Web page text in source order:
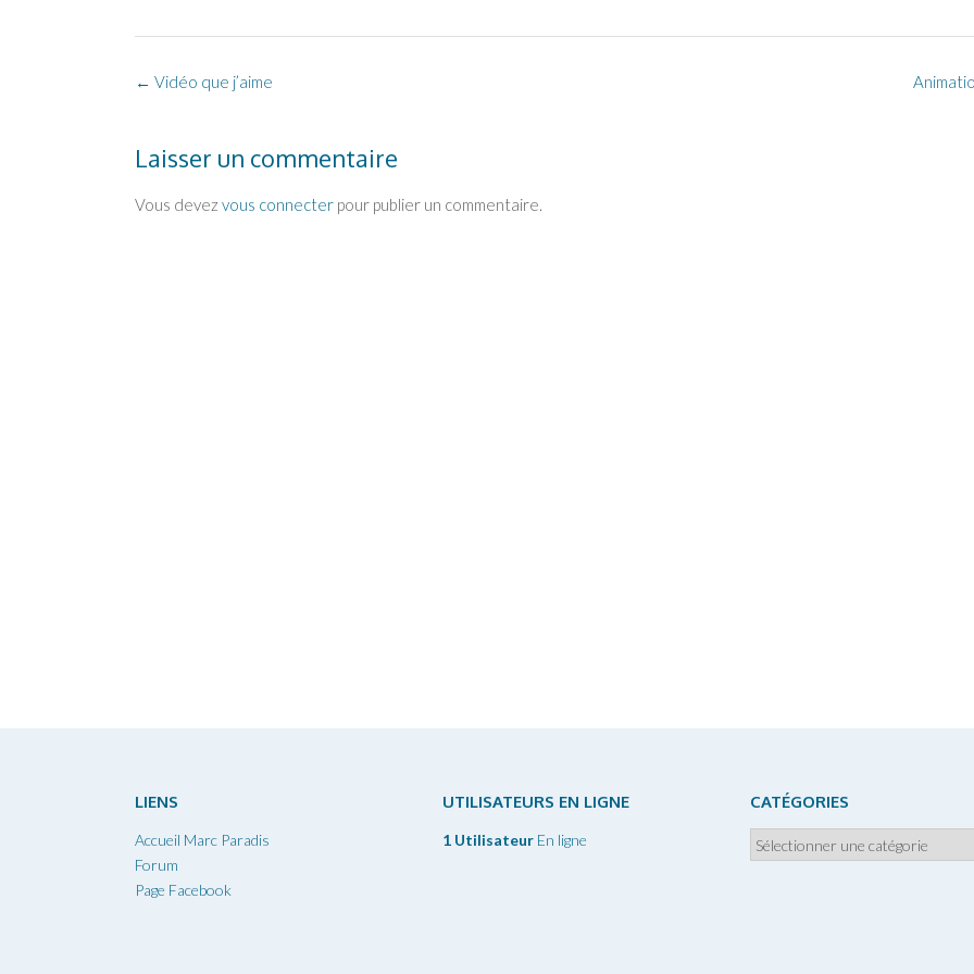
Post
← Vidéo que j’aime
Laisser un commentaire
Vous devez vous connecter pour publier un commentaire.
LIENS
Accueil Marc Paradis
Forum
Page Facebook
UTILISATEURS EN LIGNE
1 Utilisateur En ligne
CATÉGORIES
Catégories